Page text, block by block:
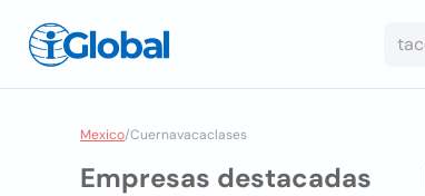
Mexico/Cuernavacaclases
Empresas destacadas